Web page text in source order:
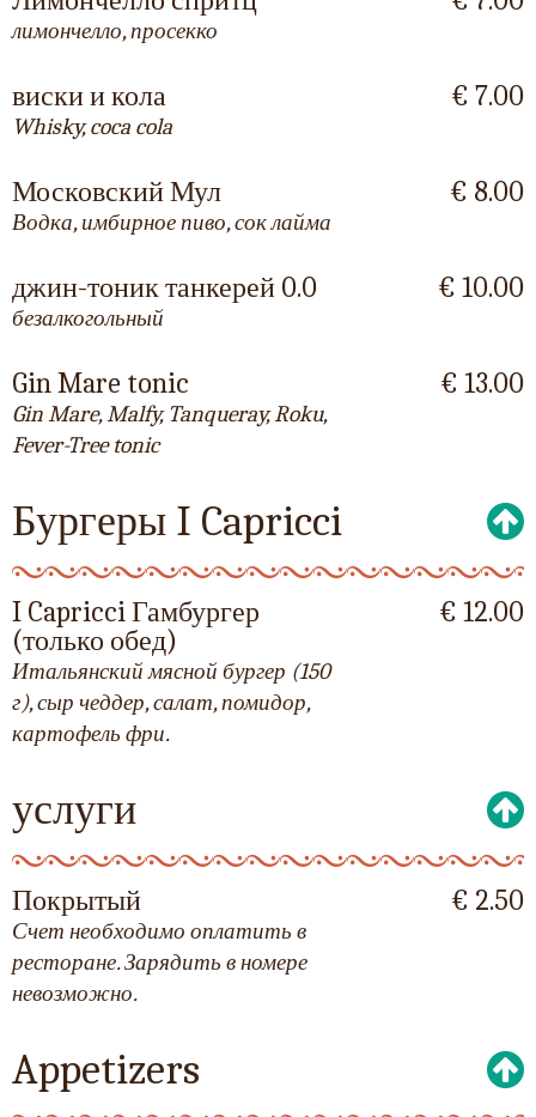
лимончелло, просекко
виски и кола
Whisky, coca cola
€ 7.00
Московский Мул
Водка, имбирное пиво, сок лайма
€ 8.00
джин-тоник танкерей 0.0
безалкогольный
€ 10.00
Gin Mare tonic
Gin Mare, Malfy, Tanqueray, Roku,
Fever-Tree tonic
€ 13.00
Бургеры I Capricci
I Capricci Гамбургер
(только обед)
Итальянский мясной бургер (150
г), сыр чеддер, салат, помидор,
картофель фри.
€ 12.00
услуги
Покрытый
Счет необходимо оплатить в
ресторане. Зарядить в номере
невозможно.
€ 2.50
Appetizers